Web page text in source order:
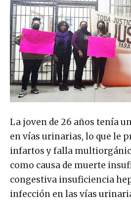
La joven de 26 años tenía
en vías urinarias, lo que le
infartos y falla
como causa de muerte
congestiva insuficiencia
infección en las vías